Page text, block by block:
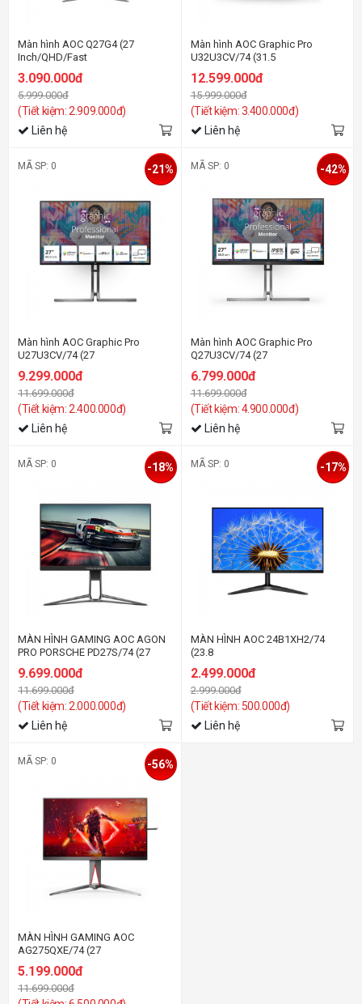
Màn hình AOC Q27G4 (27
Inch/QHD/Fast
IPS/180Hz/1ms/HDR 400)
3.090.000đ
5.999.000đ
(Tiết kiệm: 2.909.000đ)
Liên hệ
Màn hình AOC Graphic Pro
U32U3CV/74 (31.5
Inch/UHD/NANO
IPS/60Hz/4ms/Loa/RJ45/HDR400/
C 96W)
12.599.000đ
15.999.000đ
(Tiết kiệm: 3.400.000đ)
Liên hệ
MÃ SP: 0
Màn hình AOC Graphic Pro
U27U3CV/74 (27
IPS/60Hz/4ms/Loa/RJ45/HDR400/USB-
C 96W)
9.299.000đ
11.699.000đ
(Tiết kiệm: 2.400.000đ)
-21%
Liên hệ
MÃ SP: 0
Màn hình AOC Graphic Pro
Q27U3CV/74 (27
IPS/75Hz/4ms/Loa/RJ45/HDR400/
C 96W)
6.799.000đ
11.699.000đ
(Tiết kiệm: 4.900.000đ)
-42%
Liên hệ
MÃ SP: 0
MÀN HÌNH GAMING AOC AGON
PRO PORSCHE PD27S/74 (27
INCH/QHD/IPS/170HZ/1MS)
9.699.000đ
11.699.000đ
(Tiết kiệm: 2.000.000đ)
-18%
Liên hệ
MÃ SP: 0
MÀN HÌNH AOC 24B1XH2/74
(23.8
INCH/FHD/IPS/100HZ/4MS)
2.499.000đ
2.999.000đ
(Tiết kiệm: 500.000đ)
-17%
Liên hệ
MÃ SP: 0
MÀN HÌNH GAMING AOC
AG275QXE/74 (27
5.199.000đ
11.699.000đ
-56%